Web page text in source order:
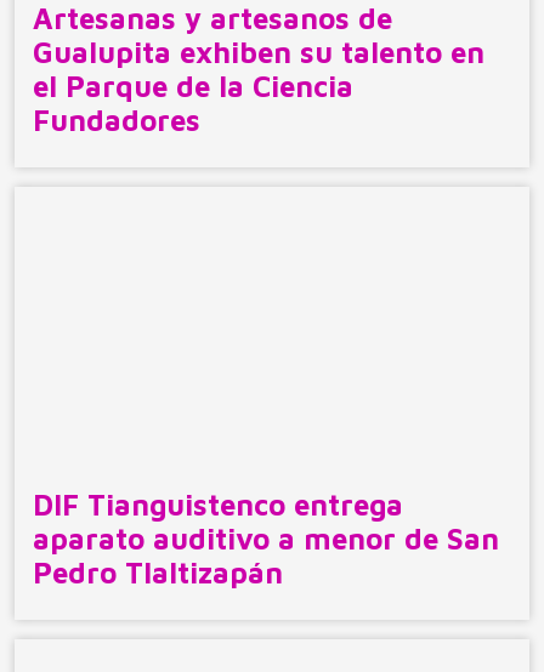
Artesanas y artesanos de
Gualupita exhiben su talento en
el Parque de la Ciencia
Fundadores
DIF Tianguistenco entrega
aparato auditivo a menor de San
Pedro Tlaltizapán